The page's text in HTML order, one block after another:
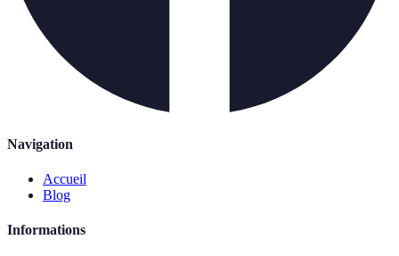
Navigation
Accueil
Blog
Informations